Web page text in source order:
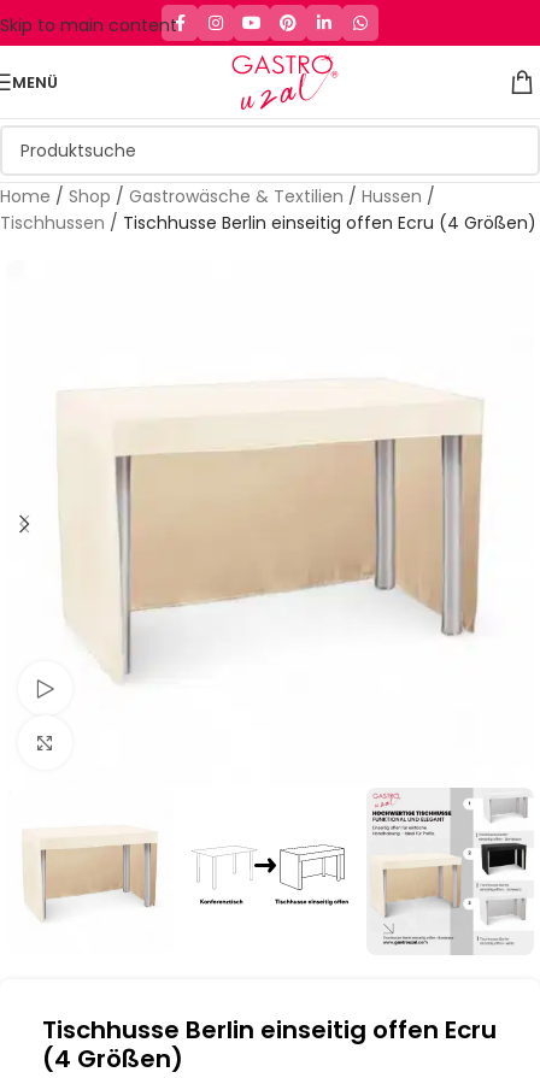
Skip to main content
MENÜ
Home / Shop / Gastrowäsche & Textilien / Hussen /
Tischhussen / Tischhusse Berlin einseitig offen Ecru (4 Größen)
Schau Video
Tischhusse Berlin einseitig offen Ecru
(4 Größen)